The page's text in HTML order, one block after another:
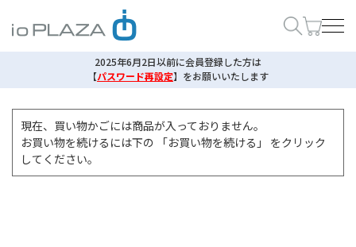
2025年6月2日以前に会員登録した方は
【パスワード再設定】 をお願いいたします
現在、買い物かごには商品が入っておりません。
お買い物を続けるには下の 「お買い物を続ける」 をクリック
してください。